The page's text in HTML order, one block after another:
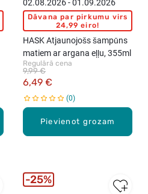
Pievienot grozam
02.08.2026 - 01.09.2026
Dāvana par pirkumu virs
24,99 eiro!
HASK Atjaunojošs šampūns
matiem ar argana eļļu, 355ml
Regulārā cena
6,49 €
9,99 €
0
25%